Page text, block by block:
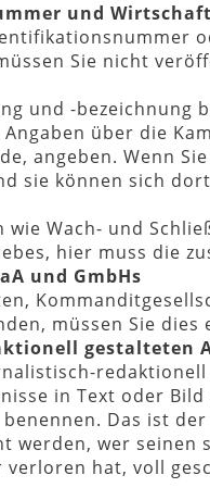
und
Sie nicht
und -bezeichnung
über die
angeben. Wenn
sie können sich
Wach- und
hier muss die
und GmbHs
müssen Sie dies
gestalteten
in Text oder
Das ist
wer seinen
hat, voll